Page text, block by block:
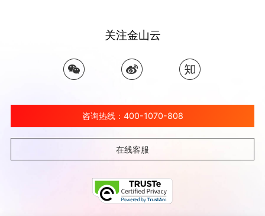
关注金山云
咨询热线：400-1070-808
在线客服